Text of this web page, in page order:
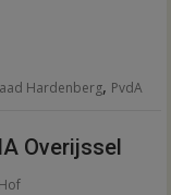
Hardenberg, PvdA
Overijssel